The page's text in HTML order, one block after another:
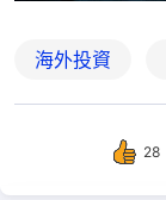
海外投資
28